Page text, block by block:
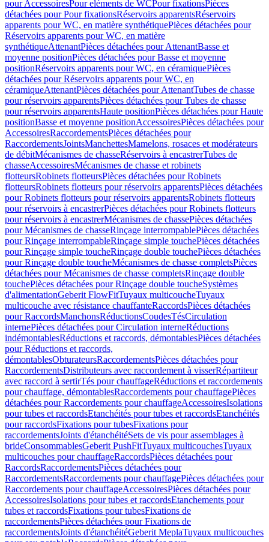
pour AccessoiresPour eléments de WCPour fixationsPièces
détachées pour Pour fixationsRéservoirs apparentsRéservoirs
apparents pour WC, en matière synthétiquePièces détachées pour
Réservoirs apparents pour WC, en matière
synthétiqueAttenantPièces détachées pour AttenantBasse et
moyenne positionPièces détachées pour Basse et moyenne
positionRéservoirs apparents pour WC, en céramiquePièces
détachées pour Réservoirs apparents pour WC, en
céramiqueAttenantPièces détachées pour AttenantTubes de chasse
pour réservoirs apparentsPièces détachées pour Tubes de chasse
pour réservoirs apparentsHaute positionPièces détachées pour Haute
positionBasse et moyenne positionAccessoiresPièces détachées pour
AccessoiresRaccordementsPièces détachées pour
RaccordementsJointsManchettesMamelons, rosaces et modérateurs
de débitMécanismes de chasseRéservoirs à encastrerTubes de
chasseAccessoiresMécanismes de chasse et robinets
flotteursRobinets flotteursPièces détachées pour Robinets
flotteursRobinets flotteurs pour réservoirs apparentsPièces détachées
pour Robinets flotteurs pour réservoirs apparentsRobinets flotteurs
pour réservoirs à encastrerPièces détachées pour Robinets flotteurs
pour réservoirs à encastrerMécanismes de chassePièces détachées
pour Mécanismes de chasseRinçage interrompablePièces détachées
pour Rinçage interrompableRinçage simple touchePièces détachées
pour Rinçage simple toucheRinçage double touchePièces détachées
pour Rinçage double toucheMécanismes de chasse completsPièces
détachées pour Mécanismes de chasse completsRinçage double
touchePièces détachées pour Rinçage double toucheSystèmes
d'alimentationGeberit FlowFitTuyaux multicoucheTuyaux
multicouche avec résistance chauffanteRaccordsPièces détachées
pour RaccordsManchonsRéductionsCoudesTésCirculation
internePièces détachées pour Circulation interneRéductions
indémontablesRéductions et raccords, démontablesPièces détachées
pour Réductions et raccords,
démontablesObturateursRaccordementsPièces détachées pour
RaccordementsDistributeurs avec raccordement à visserRépartiteur
avec raccord à sertirTés pour chauffageRéductions et raccordements
pour chauffage, démontablesRaccordements pour chauffagePièces
détachées pour Raccordements pour chauffageAccessoiresIsolations
pour tubes et raccordsEtanchéités pour tubes et raccordsEtanchéités
pour raccordsFixations pour tubesFixations pour
raccordementsJoints d'étanchéitéSets de vis pour assemblages à
brideConsommablesGeberit PushFitTuyaux multicouchesTuyaux
multicouches pour chauffageRaccordsPièces détachées pour
RaccordsRaccordementsPièces détachées pour
RaccordementsRaccordements pour chauffagePièces détachées pour
Raccordements pour chauffageAccessoiresPièces détachées pour
AccessoiresIsolations pour tubes et raccordsEtanchements pour
tubes et raccordsFixations pour tubesFixations de
raccordementsPièces détachées pour Fixations de
raccordementsJoints d'étanchéitéGeberit MeplaTuyaux multicouches